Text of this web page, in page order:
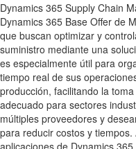
Dynamics 365 Supply Chain
Dynamics 365 Base Offer de
que buscan optimizar y
suministro mediante una
es especialmente útil para
tiempo real de sus
producción, facilitando la
adecuado para sectores
múltiples proveedores y
para reducir costos y